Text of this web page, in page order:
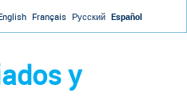
navigationFrançais Русский Español
y